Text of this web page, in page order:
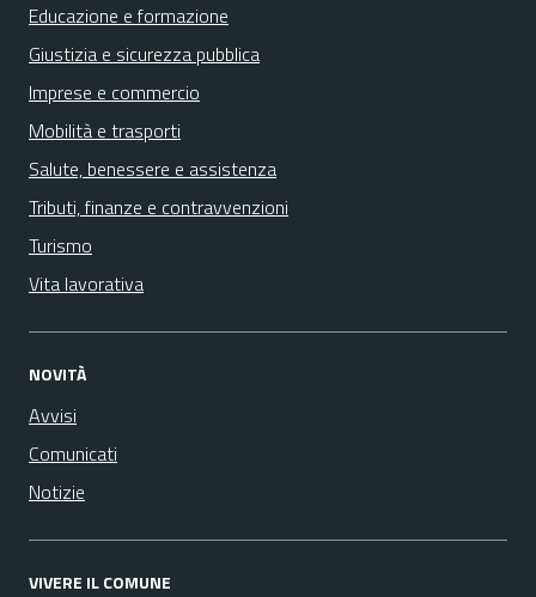
Educazione e formazione
Giustizia e sicurezza pubblica
Imprese e commercio
Mobilità e trasporti
Salute, benessere e assistenza
Tributi, finanze e contravvenzioni
Turismo
Vita lavorativa
NOVITÀ
Avvisi
Comunicati
Notizie
VIVERE IL COMUNE